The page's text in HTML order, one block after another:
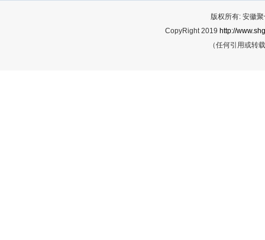
版权所有: 安徽
CopyRight 2019 http://
（任何引用或转